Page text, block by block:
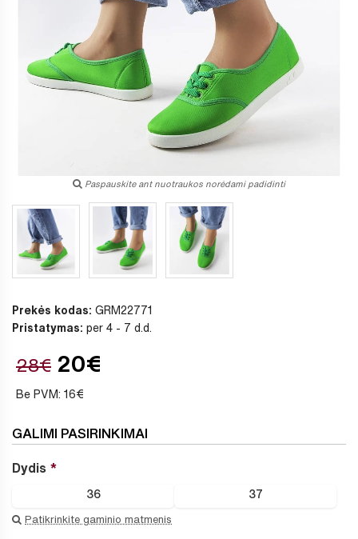
Paspauskite ant nuotraukos norėdami padidinti
Prekės kodas: GRM22771
Pristatymas: per 4 - 7 d.d.
28€ 20€
Be PVM: 16€
GALIMI PASIRINKIMAI
Dydis
36 37
Patikrinkite gaminio matmenis